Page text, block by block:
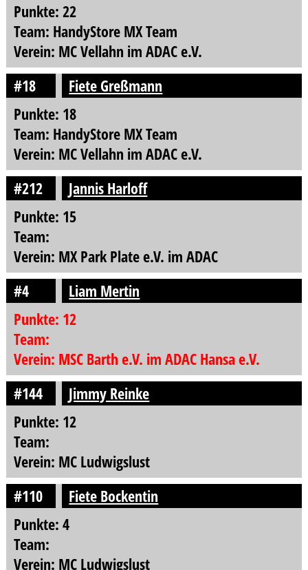
Punkte: 22
Team: HandyStore MX Team
Verein: MC Vellahn im ADAC e.V.
#18
Fiete Greßmann
Punkte: 18
Team: HandyStore MX Team
Verein: MC Vellahn im ADAC e.V.
#212
Jannis Harloff
Punkte: 15
Team:
Verein: MX Park Plate e.V. im ADAC
#4
Liam Mertin
Punkte: 12
Team:
Verein: MSC Barth e.V. im ADAC Hansa e.V.
#144
Jimmy Reinke
Punkte: 12
Team:
Verein: MC Ludwigslust
#110
Fiete Bockentin
Punkte: 4
Team:
Verein: MC Ludwigslust